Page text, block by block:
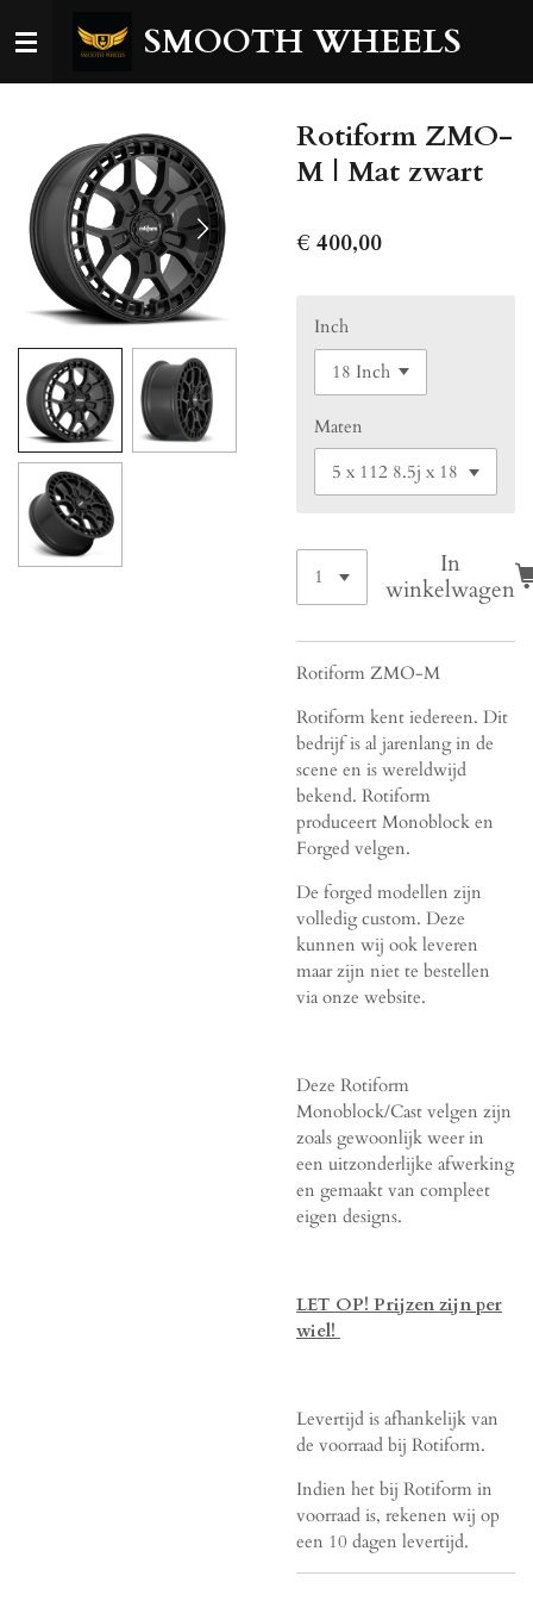
direct
SMOOTH WHEELS
Rotiform ZMO-
M | Mat zwart
€ 400,00
Inch
Maten
In
winkelwagen
Rotiform ZMO-M
Rotiform kent iedereen. Dit
bedrijf is al jarenlang in de
scene en is wereldwijd
bekend. Rotiform
produceert Monoblock en
Forged velgen.
De forged modellen zijn
volledig custom. Deze
kunnen wij ook leveren
maar zijn niet te bestellen
via onze website.
Deze Rotiform
Monoblock/Cast velgen zijn
zoals gewoonlijk weer in
een uitzonderlijke afwerking
en gemaakt van compleet
eigen designs.
LET OP! Prijzen zijn per
wiel!
Levertijd is afhankelijk van
de voorraad bij Rotiform.
Indien het bij Rotiform in
voorraad is, rekenen wij op
een 10 dagen levertijd.